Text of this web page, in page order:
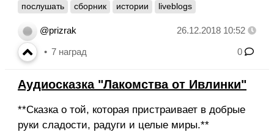
послушать
сборник истории liveblogs
@prizrak 26.12.2018 10:52
7 наград 0
Аудиосказка "Лакомства от Ивлинки"
**Сказка о той, которая пристраивает в добрые
руки сладости, радуги и целые миры.**